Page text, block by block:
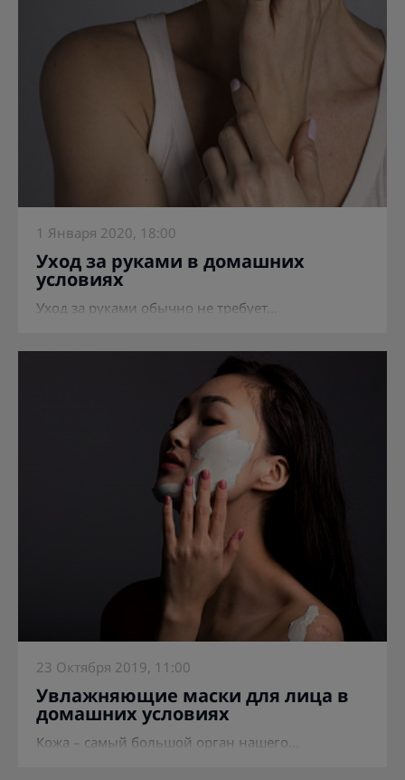
1 Января 2020, 18:00
Уход за руками в домашних
условиях
Уход за руками обычно не требует...
23 Октября 2019, 11:00
Увлажняющие маски для лица в
домашних условиях
Кожа – самый большой орган нашего...